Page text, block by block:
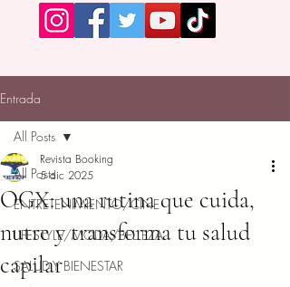
Entrada
All Posts
ENTRETENIMIENTO/CINE
LIFESTYLE/MODA/BELLEZA
SALUD Y BIENESTAR
All Posts
OGX: una rutina que cuida,
nutre y transforma tu salud
capilar
Revista Booking
5 dic 2025